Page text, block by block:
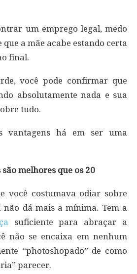
um emprego legal, medo
que a mãe acabe estando certa
final.
você pode confirmar que
absolutamente nada e sua
tudo.
vantagens há em ser uma
melhores que os 20
você costumava odiar sobre
não dá mais a mínima. Tem a
suficiente para abraçar a
não se encaixa em nenhum
“photoshopado” de como
parecer.